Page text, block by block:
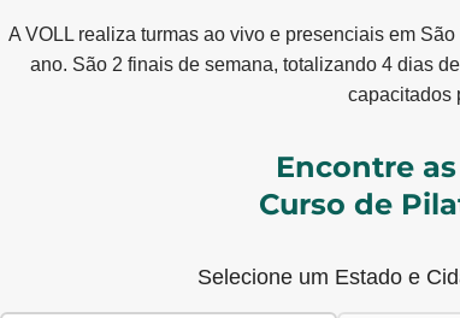
A VOLL realiza turmas ao vivo e presenciais em
ano. São 2 finais de semana, totalizando 4 dias
capacitados
Encontre
Curso de
Selecione um Estado e